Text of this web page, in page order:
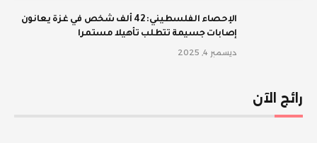
الإحصاء الفلسطيني: 42 ألف شخص في غزة يعانون
إصابات جسيمة تتطلب تأهيلا مستمرا
ديسمبر 4, 2025
رائج الآن